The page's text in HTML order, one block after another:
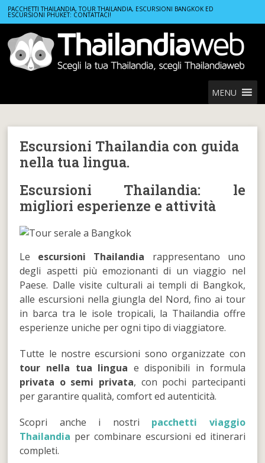
PACCHETTI THAILANDIA, TOUR THAILANDIA, ESCURSIONI BANGKOK ED
ESCURSIONI PHUKET: CONTATTACI!
MENU
Home Escursioni Thailandia con guida nella tua lingua.
Escursioni Thailandia con guida
nella tua lingua.
Escursioni Thailandia: le
migliori esperienze e attività
Le escursioni Thailandia rappresentano uno
degli aspetti più emozionanti di un viaggio nel
Paese. Dalle visite culturali ai templi di Bangkok,
alle escursioni nella giungla del Nord, fino ai tour
in barca tra le isole tropicali, la Thailandia offre
esperienze uniche per ogni tipo di viaggiatore.
Tutte le nostre escursioni sono organizzate con
tour nella tua lingua e disponibili in formula
privata o semi privata, con pochi partecipanti
per garantire qualità, comfort ed autenticità.
Scopri anche i nostri pacchetti viaggio
Thailandia per combinare escursioni ed itinerari
completi.